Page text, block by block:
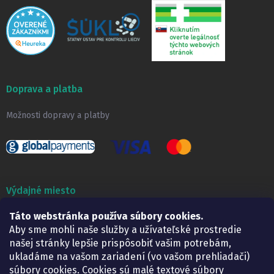
Táto webstránka používa súbory cookies.
Aby sme mohli naše služby a užívateľské prostredie
našej stránky lepšie prispôsobiť vašim potrebám,
ukladáme na vašom zariadení (vo vašom prehliadači)
súbory cookies. Cookies sú malé textové súbory
Doprava a platba
Možnosti dopravy a platby
Výdajné miesto
Lekáreň ADONAI
Košice – Smetanova 2
Pondelok:
07.30 – 15.30 h.
Utorok:
07.30 – 16.00 h.
Streda:
07.30 – 16.00 h.